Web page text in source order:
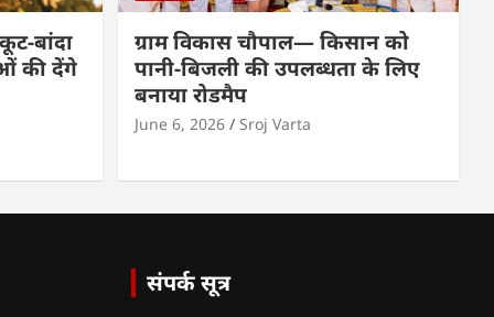
बांदा
की देंगे
ग्राम विकास चौपाल— किसान को
पानी-बिजली की उपलब्धता के लिए
बनाया रोडमैप
June 6, 2026 Sroj Varta
संपर्क सूत्र